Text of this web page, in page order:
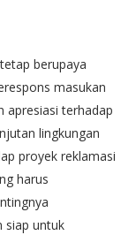
berupaya
masukan
apresiasi terhadap
lingkungan
proyek reklamasi
harus
siap untuk